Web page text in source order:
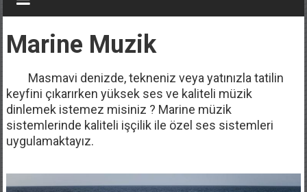
Marine Muzik
Masmavi denizde, tekneniz veya yatınızla tatilin
keyfini çıkarırken yüksek ses ve kaliteli müzik
dinlemek istemez misiniz ? Marine müzik
sistemlerinde kaliteli işçilik ile özel ses sistemleri
uygulamaktayız.